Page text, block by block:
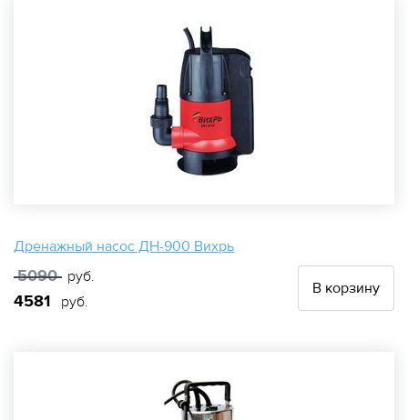
Дренажный насос ДН-900 Вихрь
5090 руб.
4581 руб.
В корзину